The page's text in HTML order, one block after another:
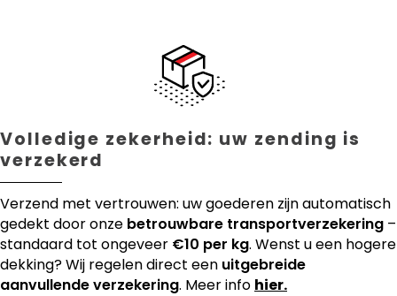
Volledige zekerheid: uw zending is
verzekerd
Verzend met vertrouwen: uw goederen zijn automatisch
gedekt door onze betrouwbare transportverzekering –
standaard tot ongeveer €10 per kg. Wenst u een hogere
dekking? Wij regelen direct een uitgebreide
aanvullende verzekering. Meer info hier.